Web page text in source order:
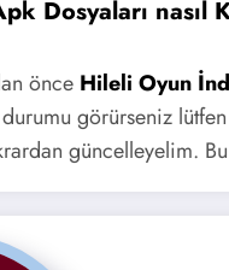
Dosyaları nasıl
önce Hileli Oyun
görürseniz
güncelleyelim.